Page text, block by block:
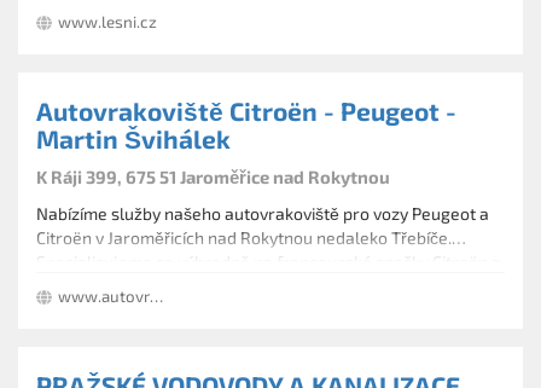
prací spojených s přípravou ploch, zalesněním včetně
dodávky sazenic, ochranou kultur a výchovou porostů.
www.lesni.cz
Autovrakoviště Citroën - Peugeot -
Martin Švihálek
K Ráji 399, 675 51 Jaroměřice nad Rokytnou
Nabízíme služby našeho autovrakoviště pro vozy Peugeot a
Citroën v Jaroměřicích nad Rokytnou nedaleko Třebíče.
Specializujeme se výhradně na francouzské značky Citroën a
Peugeot a proto zvládneme i nadstandardní požadavky
spojené s těmito vozidly. Majitelům nepojízdných vozidel
www.autovrakoviste-citroen-peugeot.cz